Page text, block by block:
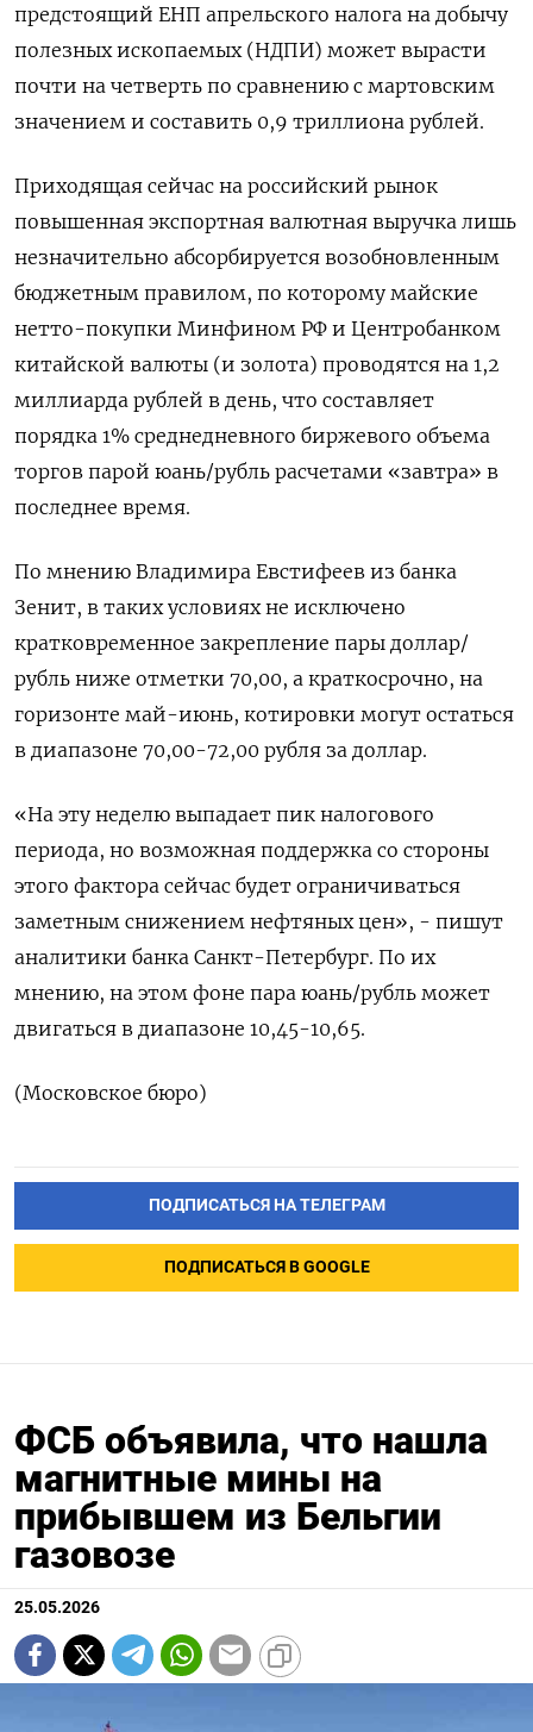
предстоящий ЕНП апрельского налога на добычу
полезных ископаемых (НДПИ) может вырасти
почти на четверть по сравнению с мартовским
значением и составить 0,9 триллиона рублей.
Приходящая сейчас на российский рынок
повышенная экспортная валютная выручка лишь
незначительно абсорбируется возобновленным
бюджетным ​правилом, по которому майские
нетто-покупки Минфином РФ ⁠и Центробанком
китайской валюты (и золота) проводятся на 1,2
миллиарда рублей в день, что составляет
порядка 1% среднедневного биржевого объема
торгов парой юань/рубль расчетами «завтра» в
последнее время.
По мнению Владимира ‌Евстифеев из банка
Зенит, в таких условиях не исключено
кратковременное закрепление пары доллар/
рубль ниже отметки 70,00, а краткосрочно, ‌на
горизонте май-июнь, котировки могут остаться
в диапазоне 70,00-72,00 рубля за доллар.
«На эту неделю выпадает пик налогового
периода, но возможная поддержка со стороны ​
этого фактора сейчас будет ограничиваться
заметным снижением нефтяных цен», - пишут
аналитики банка Санкт-Петербург. По их
‌мнению, на этом фоне пара юань/рубль может
двигаться в диапазоне 10,45-10,65.
(Московское бюро)
ПОДПИСАТЬСЯ НА ТЕЛЕГРАМ
ПОДПИСАТЬСЯ В GOOGLE
ФСБ объявила, что нашла
магнитные мины на
прибывшем из Бельгии
газовозе
25.05.2026